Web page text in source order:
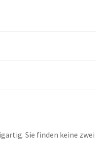
Sie finden keine zwei